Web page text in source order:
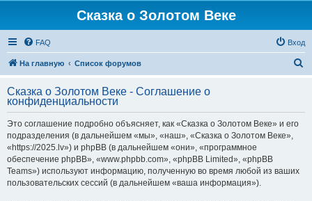
Сказка о Золотом Веке
FAQ Вход
На главную Список форумов
с
Сказка о Золотом Веке - Соглашение о
конфиденциальности
Это соглашение подробно объясняет, как «Сказка о Золотом Веке» и его
подразделения (в дальнейшем «мы», «наш», «Сказка о Золотом Веке»,
«https://2025.lv») и phpBB (в дальнейшем «они», «программное
обеспечение phpBB», «www.phpbb.com», «phpBB Limited», «phpBB
Teams») используют информацию, полученную во время любой из ваших
пользовательских сессий (в дальнейшем «ваша информация»).